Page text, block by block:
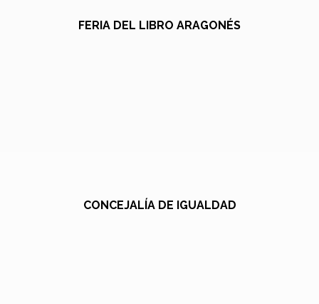
FERIA DEL LIBRO ARAGONÉS
CONCEJALÍA DE IGUALDAD